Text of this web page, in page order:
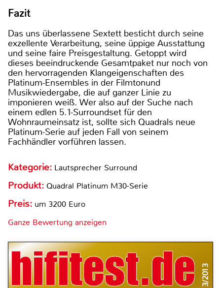
Fazit
Das uns überlassene Sextett besticht durch seine
exzellente Verarbeitung, seine üppige Ausstattung
und seine faire Preisgestaltung. Getoppt wird
dieses beeindruckende Gesamtpaket nur noch von
den hervorragenden Klangeigenschaften des
Platinum-Ensembles in der Filmtonund
Musikwiedergabe, die auf ganzer Linie zu
imponieren weiß. Wer also auf der Suche nach
einem edlen 5.1-Surroundset für den
Wohnraumeinsatz ist, sollte sich Quadrals neue
Platinum-Serie auf jeden Fall von seinem
Fachhändler vorführen lassen.
Kategorie: Lautsprecher Surround
Produkt: Quadral Platinum M30-Serie
Preis: um 3200 Euro
Ganze Bewertung anzeigen
3/2013